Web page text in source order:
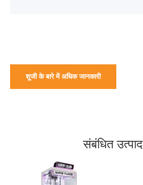
शूजी के बारे में अधिक जानकारी
संबंधित उत्पाद